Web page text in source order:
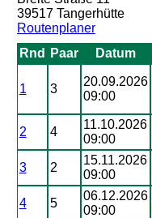
39517 Tangerhütte
Routenplaner
Rnd Paar Datum
1 3
20.09.2026
09:00
2 4
11.10.2026
09:00
3 2
15.11.2026
09:00
4 5
06.12.2026
09:00